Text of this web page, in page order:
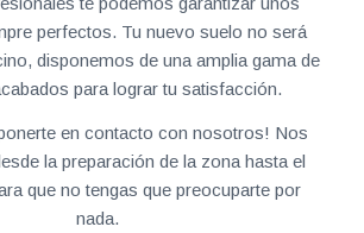
perfectos. Tu nuevo suelo no será
disponemos de una amplia gama de
para lograr tu satisfacción.
en contacto con nosotros! Nos
la preparación de la zona hasta el
que no tengas que preocuparte por
nada.